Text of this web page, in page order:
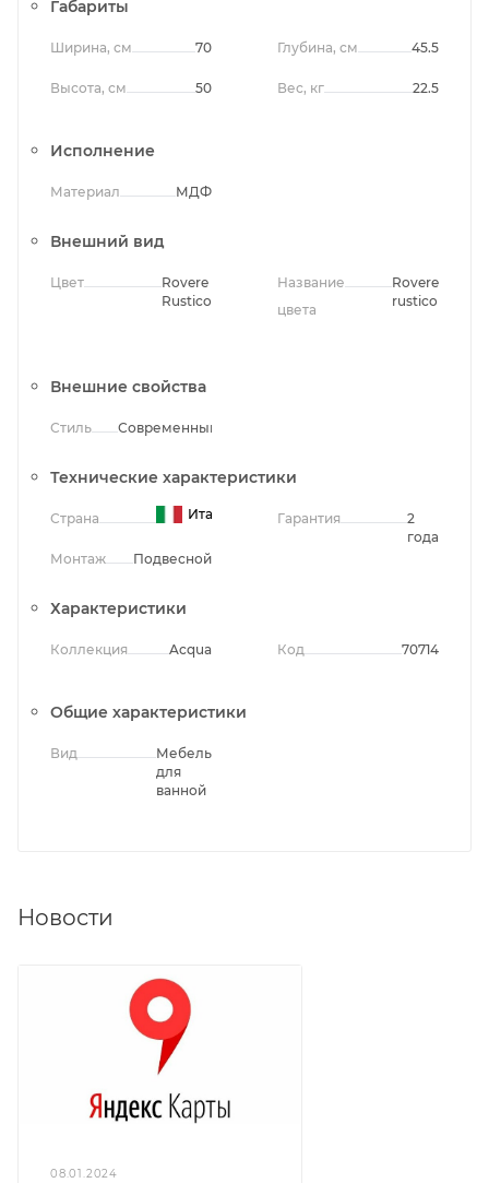
Габариты
Ширина, см 70
Высота, см 50
Глубина, см 45.5
Вес, кг 22.5
Исполнение
Материал МДФ
Внешний вид
Цвет
Rovere
Rustico
Название
цвета
Rovere
rustico
Внешние свойства
Стиль Современный
Технические характеристики
Страна Италия
Монтаж Подвесной
Гарантия
2
года
Характеристики
Коллекция Acqua Код 70714
Общие характеристики
Вид
Мебель
для
ванной
Новости
08.01.2024